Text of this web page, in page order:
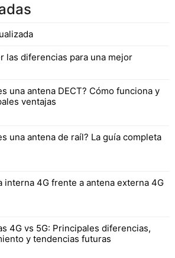
las diferencias para una mejor
una antena DECT? Cómo funciona y
ventajas
una antena de raíl? La guía completa
interna 4G frente a antena externa 4G
4G vs 5G: Principales diferencias,
y tendencias futuras